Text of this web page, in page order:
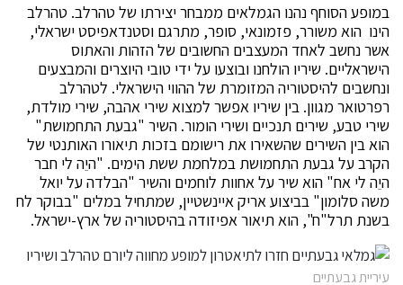
במופע הסוחף נהנו הגמלאים ממבחר יצירתו של טהרלב. טהרלב
הינו הוא משורר, פזמונאי, סופר, מתרגם וסטנדאפיסט ישראלי,
אשר נחשב לאחד המעצבים החשובים של הזהות והאתוס
הישראליים. שיריו הולחנו ובוצעו על ידי טובי היוצרים והמבצעים
ונחשבים להיסטוריה המזומרת של ההווי הישראלי. לטהרלב
רפרטואר מגוון. בין שיריו אפשר למצוא שירי אהבה, שירי מולדת,
שירי טבע, שירים תנכיים ושירי הומור. השיר "גבעת התחמושת"
הוא בין השירים שהשאירו את רישומם בזכות תיאורו האותנטי של
הקרב על גבעת התחמושת במלחמת ששת הימים. "היֵה לי חבר
היֵה לי אח" הוא שיר על אחוות לוחמים והשיר "הבלדה על יואל
משה סלומון" בביצוע אריק איינשטיין, שמתחיל במלים "בבוקר לח
בשנת תרל"ח", הוא תיאור אפיזודה בהיסטוריה של ארץ-ישראל.
עיריית גבעתיים